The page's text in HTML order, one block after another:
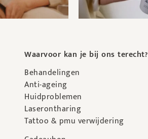
Waarvoor kan je bij ons terecht?
Behandelingen
Anti-ageing
Huidproblemen
Laserontharing
Tattoo & pmu verwijdering